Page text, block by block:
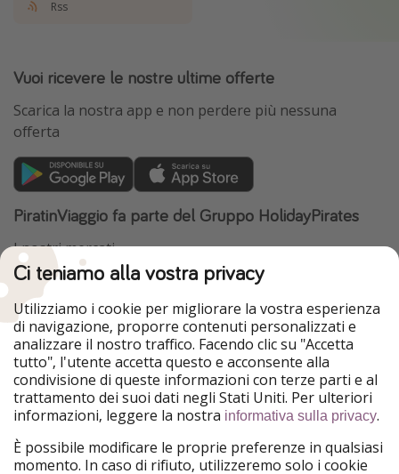
Rss
Vuoi ricevere le nostre ultime offerte
Scarica la nostra app e non perdere più nessuna
offerta
PiratinViaggio fa parte del Gruppo HolidayPirates
I nostri mercati
HolidayPirates
VakantiePiraten
WakacyjniPiraci
Ferienpiraten
Urlaubspiraten
Urlaubspiraten
ViajerosPiratas
TravelPirates
Il nostro gruppo
HolidayPirates Group
Conoscici meglio Informazioni legali
Ci teniamo alla vostra privacy
Utilizziamo i cookie per migliorare la vostra esperienza
di navigazione, proporre contenuti personalizzati e
analizzare il nostro traffico. Facendo clic su "Accetta
tutto", l'utente accetta questo e acconsente alla
condivisione di queste informazioni con terze parti e al
trattamento dei suoi dati negli Stati Uniti. Per ulteriori
informazioni, leggere la nostra informativa sulla privacy.
È possibile modificare le proprie preferenze in qualsiasi
momento. In caso di rifiuto, utilizzeremo solo i cookie